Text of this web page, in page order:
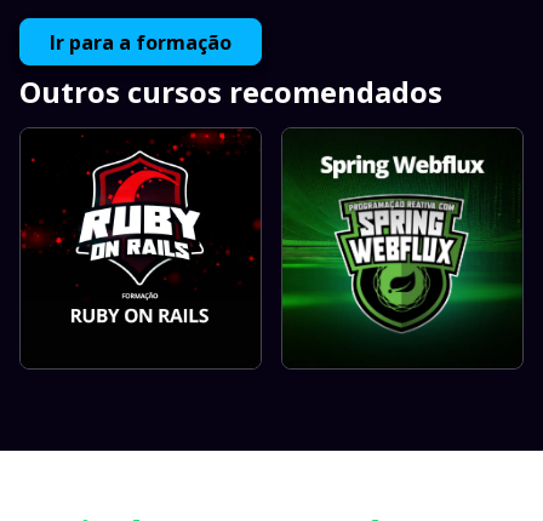
Ir para a formação
Outros cursos recomendados